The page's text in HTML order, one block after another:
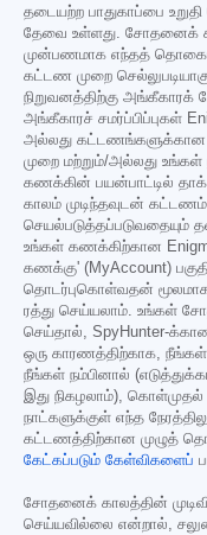
தடையற்ற பாதுகாப்பை
தேவை உள்ளது. சோதனைக்
முன்பணமாக எந்தத்
கட்டண முறை
நிறுவனத்திற்கு
அங்கீகாரச் சமர்ப்பிப்புகள்
அல்லது
முறை மற்றும்/அல்லது உங்கள்
கணக்கின் பயன்பாட்டில்
காலம் முடிந்தவுடன்
செயல்படுத்தப்படுவதையும்
உங்கள் கணக்கிற்கான
கணக்கு' (MyAccount)
தொடர்புகொள்வதன்
ரத்து செய்யலாம். உங்கள்
செய்தால், SpyHunter-
ஒரு காரணத்திற்காக,
நீங்கள் நம்பினால்
இது நிகழலாம்), கொள்முதல்
நாட்களுக்குள் எந்த
கட்டணத்திற்கான முழுத்
கேட்கப்படும் கேள்விகளைப்
சோதனைக் காலத்தின்
செய்யவில்லை என்றால்,